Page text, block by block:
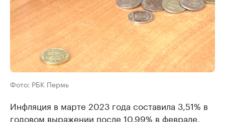
Фото: РБК Пермь
Инфляция в марте 2023 года составила 3,51% в
годовом выражении после 10,99% в феврале,